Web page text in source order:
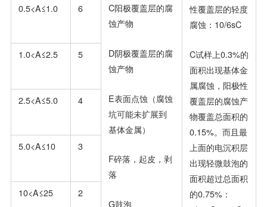
C阳极覆盖层的腐
蚀产物
D阴极覆盖层的腐
蚀产物
E表面点蚀（腐蚀
坑可能未扩展到
基体金属）
F碎落，起皮，剥
落
G鼓泡
性覆盖层的轻度
腐蚀：10/6sC
C试样上0.3%的
面积出现基体金
属腐蚀，阳极性
覆盖层的腐蚀产
物覆盖总面积的
0.15%。而且最
上面的电沉积层
出现轻微鼓泡的
面积超过总面积
的0.75%：
0.5<A≤1.0 6
1.0<A≤2.5 5
2.5<A≤5.0 4
5.0<A≤10 3
10<A≤25 2